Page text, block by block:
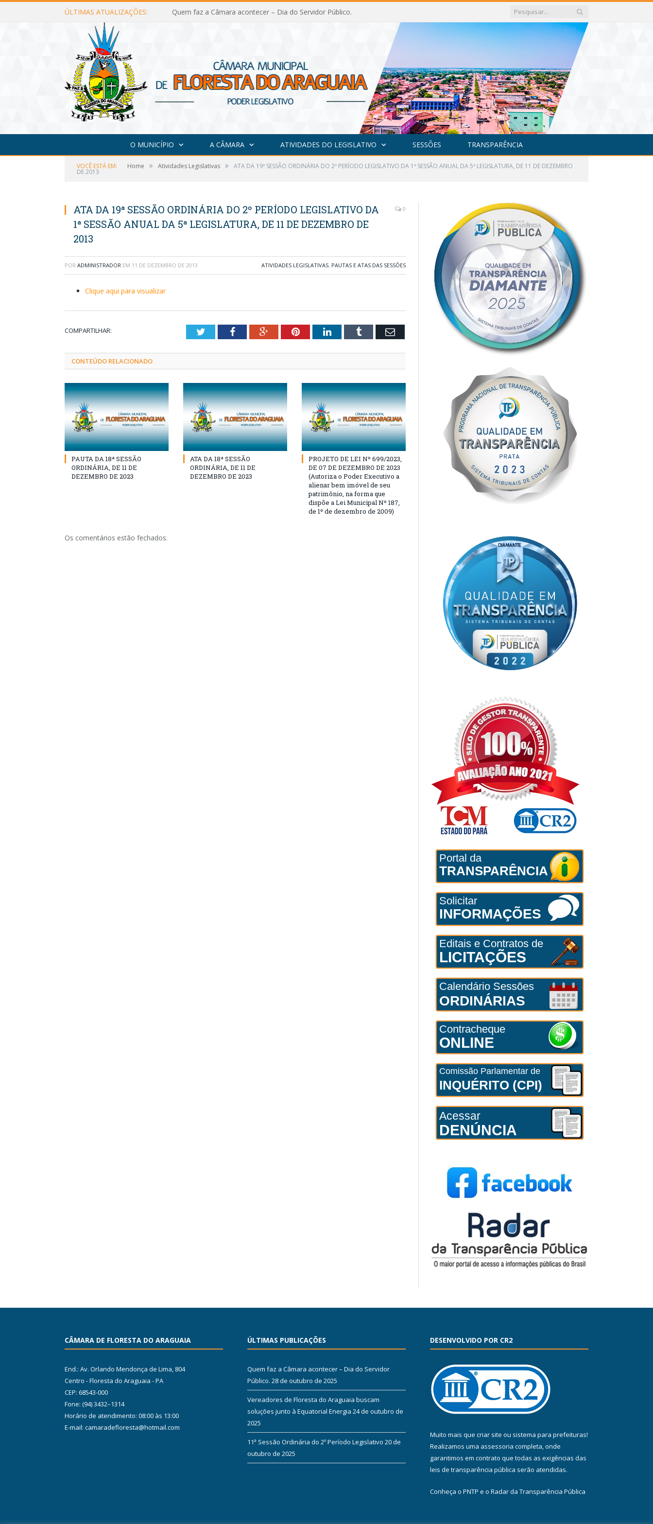
ÚLTIMAS ATUALIZAÇÕES: Quem faz a Câmara acontecer – Dia do Servidor Público.
O MUNICÍPIO A CÂMARA ATIVIDADES DO LEGISLATIVO SESSÕES TRANSPARÊNCIA
VOCÊ ESTÁ EM: Home » Atividades Legislativas » ATA DA 19ª SESSÃO ORDINÁRIA DO 2º PERÍODO LEGISLATIVO DA 1ª SESSÃO ANUAL DA 5ª LEGISLATURA, DE 11 DE DEZEMBRO
DE 2013
ATA DA 19ª SESSÃO ORDINÁRIA DO 2º PERÍODO LEGISLATIVO DA
1ª SESSÃO ANUAL DA 5ª LEGISLATURA, DE 11 DE DEZEMBRO DE
2013
0
POR ADMINISTRADOR EM 11 DE DEZEMBRO DE 2013 ATIVIDADES LEGISLATIVAS, PAUTAS E ATAS DAS SESSÕES
Clique aqui para visualizar
COMPARTILHAR: TwitterFacebookGoogle+PinterestLinkedInTumblr Email
CONTEÚDO RELACIONADO
PAUTA DA 18ª SESSÃO
ORDINÁRIA, DE 11 DE
DEZEMBRO DE 2023
ATA DA 18ª SESSÃO
ORDINÁRIA, DE 11 DE
DEZEMBRO DE 2023
PROJETO DE LEI Nº 699/2023,
DE 07 DE DEZEMBRO DE 2023
(Autoriza o Poder Executivo a
alienar bem imóvel de seu
patrimônio, na forma que
dispõe a Lei Municipal Nº 187,
de 1º de dezembro de 2009)
Os comentários estão fechados.
Portal da
TRANSPARÊNCIA
Solicitar
INFORMAÇÕES
Editais e Contratos de
LICITAÇÕES
Calendário Sessões
ORDINÁRIAS
Contracheque
ONLINE
Comissão Parlamentar de
INQUÉRITO (CPI)
Acessar
DENÚNCIA
CÂMARA DE FLORESTA DO ARAGUAIA
End.: Av. Orlando Mendonça de Lima, 804
Centro - Floresta do Araguaia - PA
CEP: 68543-000
Fone: (94) 3432–1314
Horário de atendimento: 08:00 às 13:00
E-mail: camaradefloresta@hotmail.com
ÚLTIMAS PUBLICAÇÕES
Quem faz a Câmara acontecer – Dia do Servidor
Público. 28 de outubro de 2025
Vereadores de Floresta do Araguaia buscam
soluções junto à Equatorial Energia 24 de outubro de
2025
11ª Sessão Ordinária do 2º Período Legislativo 20 de
outubro de 2025
DESENVOLVIDO POR CR2
Muito mais que criar site ou sistema para prefeituras!
Realizamos uma assessoria completa, onde
garantimos em contrato que todas as exigências das
leis de transparência pública serão atendidas.
Conheça o PNTP e o Radar da Transparência Pública